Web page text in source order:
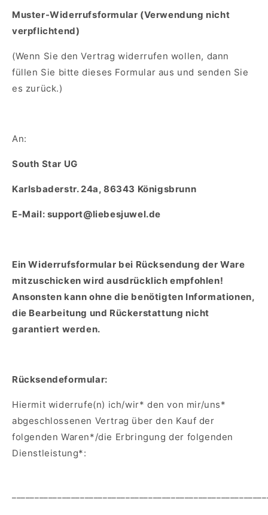
Muster-Widerrufsformular (Verwendung nicht
verpflichtend)
(Wenn Sie den Vertrag widerrufen wollen, dann
füllen Sie bitte dieses Formular aus und senden Sie
es zurück.)
An:
South Star UG
Karlsbaderstr. 24a, 86343 Königsbrunn
E-Mail: support@liebesjuwel.de
Ein Widerrufsformular bei Rücksendung der Ware
mitzuschicken wird ausdrücklich empfohlen!
Ansonsten kann ohne die benötigten Informationen,
die Bearbeitung und Rückerstattung nicht
garantiert werden.
Rücksendeformular:
Hiermit widerrufe(n) ich/wir* den von mir/uns*
abgeschlossenen Vertrag über den Kauf der
folgenden Waren*/die Erbringung der folgenden
Dienstleistung*: